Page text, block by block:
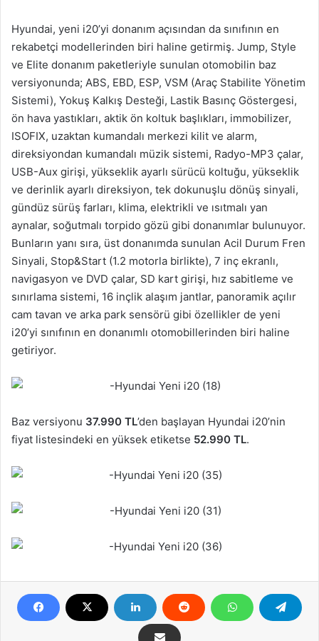
Hyundai, yeni i20’yi donanım açısından da sınıfının en
rekabetçi modellerinden biri haline getirmiş. Jump, Style
ve Elite donanım paketleriyle sunulan otomobilin baz
versiyonunda; ABS, EBD, ESP, VSM (Araç Stabilite Yönetim
Sistemi), Yokuş Kalkış Desteği, Lastik Basınç Göstergesi,
ön hava yastıkları, aktik ön koltuk başlıkları, immobilizer,
ISOFIX, uzaktan kumandalı merkezi kilit ve alarm,
direksiyondan kumandalı müzik sistemi, Radyo-MP3 çalar,
USB-Aux girişi, yükseklik ayarlı sürücü koltuğu, yükseklik
ve derinlik ayarlı direksiyon, tek dokunuşlu dönüş sinyali,
gündüz sürüş farları, klima, elektrikli ve ısıtmalı yan
aynalar, soğutmalı torpido gözü gibi donanımlar bulunuyor.
Bunların yanı sıra, üst donanımda sunulan Acil Durum Fren
Sinyali, Stop&Start (1.2 motorla birlikte), 7 inç ekranlı,
navigasyon ve DVD çalar, SD kart girişi, hız sabitleme ve
sınırlama sistemi, 16 inçlik alaşım jantlar, panoramik açılır
cam tavan ve arka park sensörü gibi özellikler de yeni
i20’yi sınıfının en donanımlı otomobillerinden biri haline
getiriyor.
Baz versiyonu 37.990 TL’den başlayan Hyundai i20’nin
fiyat listesindeki en yüksek etiketse 52.990 TL.